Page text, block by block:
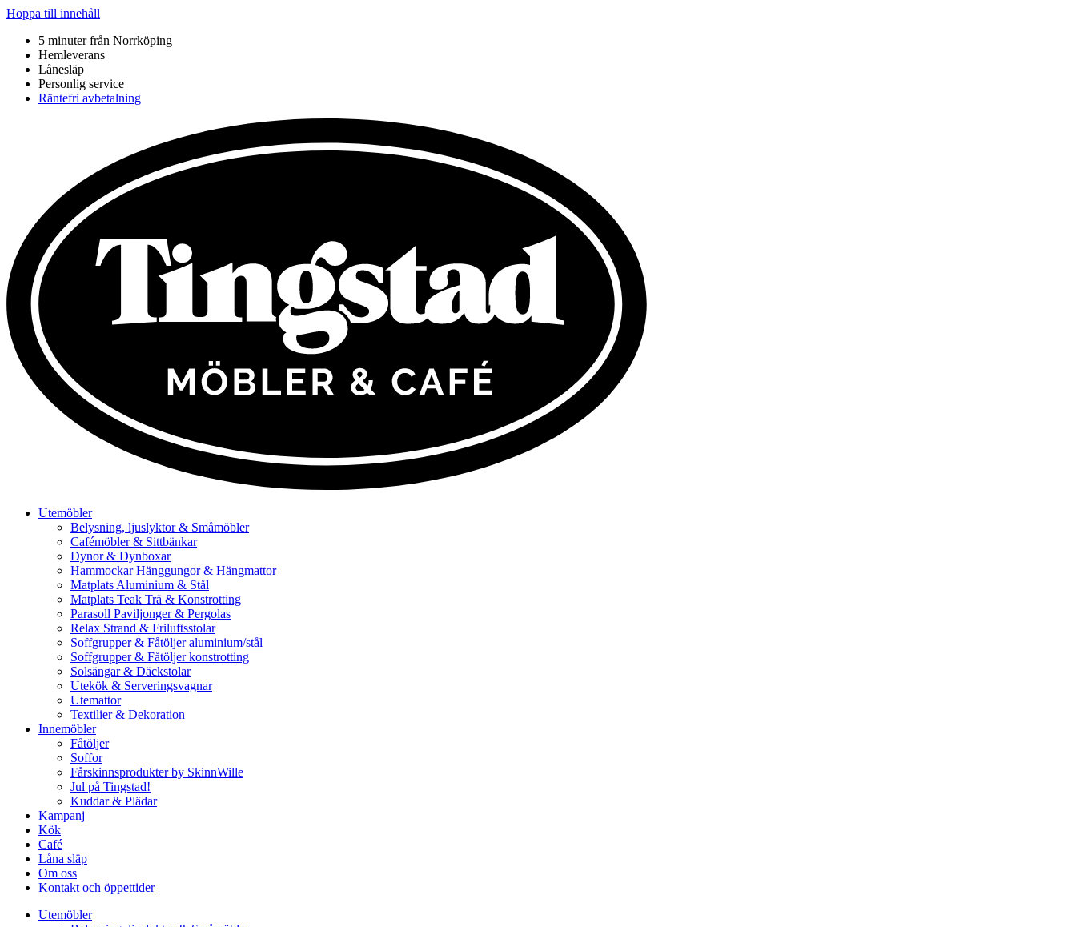
Hoppa till innehåll
5 minuter från Norrköping
Hemleverans
Lånesläp
Personlig service
Räntefri avbetalning
Utemöbler
Belysning, ljuslyktor & Småmöbler
Cafémöbler & Sittbänkar
Dynor & Dynboxar
Hammockar Hänggungor & Hängmattor
Matplats Aluminium & Stål
Matplats Teak Trä & Konstrotting
Parasoll Paviljonger & Pergolas
Relax Strand & Friluftsstolar
Soffgrupper & Fåtöljer aluminium/stål
Soffgrupper & Fåtöljer konstrotting
Solsängar & Däckstolar
Utekök & Serveringsvagnar
Utemattor
Textilier & Dekoration
Innemöbler
Fåtöljer
Soffor
Fårskinnsprodukter by SkinnWille
Jul på Tingstad!
Kuddar & Plädar
Kampanj
Kök
Café
Låna släp
Om oss
Kontakt och öppettider
Utemöbler